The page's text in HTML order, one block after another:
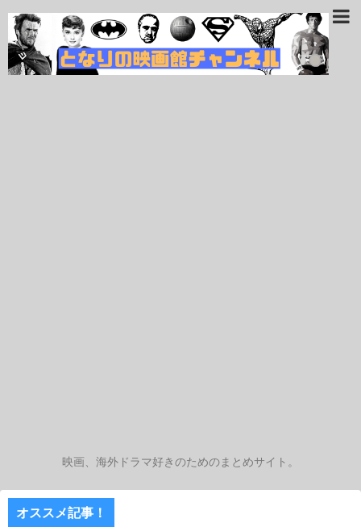
映画、海外ドラマ好きのためのまとめサイト。
オススメ記事！